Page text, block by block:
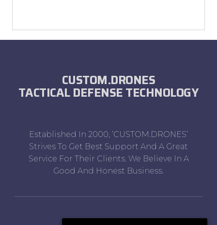
CUSTOM.DRONES
TACTICAL DEFENSE TECHNOLOGY
Established In 2000, ‘CUSTOM.DRONES’
Strives To Get Best Support And A Great
Service For Their Clients. We Believe In A
Good And Honest Business.